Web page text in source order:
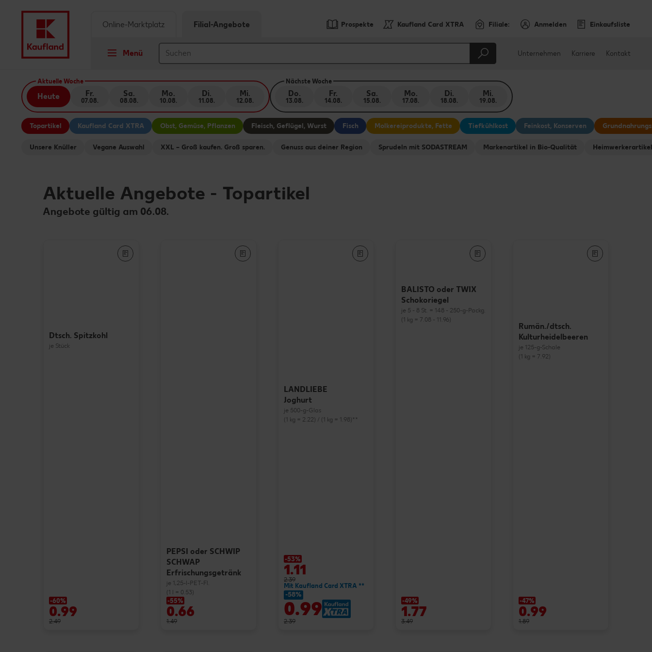
Springe zu
Hauptinhalt
Footer
Prospekte Kaufland Card XTRA Filiale: Anmelden Einkaufsliste
Menü
Online-Marktplatz Filial-Angebote
Unternehmen Karriere Kontakt
Aktuelle Woche
Heute Fr.
07.08.
Sa.
08.08.
Mo.
10.08.
Di.
11.08.
Mi.
12.08.
Nächste Woche
Do.
13.08.
Fr.
14.08.
Sa.
15.08.
Mo.
17.08.
Di.
18.08.
Mi.
19.08.
Topartikel Kaufland Card XTRA Obst, Gemüse, Pflanzen Fleisch, Geflügel, Wurst Fisch Molkereiprodukte, Fette Tiefkühlkost Feinkost, Konserven
Unsere Knüller Vegane Auswahl XXL – Groß kaufen. Groß sparen. Genuss aus deiner Region Sprudeln mit SODASTREAM Markenartikel in Bio-Qualität Heimwerkerartikel
Aktuelle Angebote - Topartikel
Angebote gültig am 06.08.
Dtsch. Spitzkohl
je Stück
-60%
0.99
2.49
PEPSI oder SCHWIP
SCHWAP
Erfrischungsgetränk
je 1,25-l-PET-Fl.
(1 l = 0.53)
-55%
0.66
1.49
LANDLIEBE
Joghurt
je 500-g-Glas
(1 kg = 2.22) / (1 kg = 1.98)**
-53%
1.11
2.39
Mit Kaufland Card XTRA **
-58%
0.99
2.39
BALISTO oder TWIX
Schokoriegel
je 5 - 8 St. = 148 - 250-g-Packg.
(1 kg = 7.08 - 11.96)
-49%
1.77
3.49
Rumän./dtsch.
Kulturheidelbeeren
je 125-g-Schale
(1 kg = 7.92)
-47%
0.99
1.89